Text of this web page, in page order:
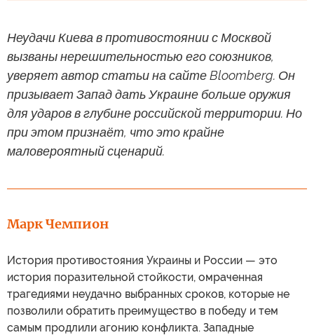
Неудачи Киева в противостоянии с Москвой
вызваны нерешительностью его союзников,
уверяет автор статьи на сайте Bloomberg. Он
призывает Запад дать Украине больше оружия
для ударов в глубине российской территории. Но
при этом признаёт, что это крайне
маловероятный сценарий.
Марк Чемпион
История противостояния Украины и России — это
история поразительной стойкости, омраченная
трагедиями неудачно выбранных сроков, которые не
позволили обратить преимущество в победу и тем
самым продлили агонию конфликта. Западные